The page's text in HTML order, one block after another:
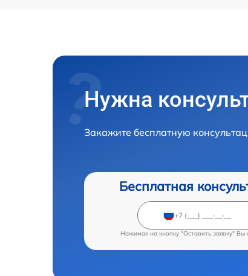
Нужна
Закажите бесплатную
Бесплатная
Нажимая на кнопку "Оставить заявку" Вы